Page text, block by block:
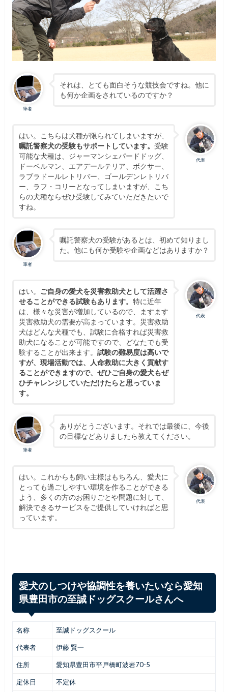
筆者
それは、とても面白そうな競技会ですね。他に
も何か企画をされているのですか？
代表
はい。こちらは犬種が限られてしまいますが、
嘱託警察犬の受験もサポートしています。 受験
可能な犬種は、ジャーマンシェパードドッグ、
ドーベルマン、エアデールテリア、ボクサー、
ラブラドールレトリバー、ゴールデンレトリバ
ー、ラフ・コリーとなってしまいますが、こち
らの犬種ならぜひ受験してみていただきたいで
すね。
筆者
嘱託警察犬の受験があるとは、初めて知りまし
た。他にも何か受験や企画などはありますか？
代表
はい。 ご自身の愛犬を災害救助犬として活躍さ
せることができる試験もあります。 特に近年
は、様々な災害が増加しているので、ますます
災害救助犬の需要が高まっています。災害救助
犬はどんな犬種でも、試験に合格すれば災害救
助犬になることが可能ですので、どなたでも受
験することが出来ます。 試験の難易度は高いで
すが、現場活動では、人命救助に大きく貢献す
ることができますので、ぜひご自身の愛犬もぜ
ひチャレンジしていただけたらと思っていま
す。
筆者
ありがとうございます。それでは最後に、今後
の目標などありましたら教えてください。
代表
はい。これからも飼い主様はもちろん、愛犬に
とっても過ごしやすい環境を作ることができる
よう、多くの方のお困りごとや問題に対して、
解決できるサービスをご提供していければと思
っています。
愛犬のしつけや協調性を養いたいなら愛知
県豊田市の至誠ドッグスクールさんへ
名称 至誠ドッグスクール
代表者 伊藤 賢一
住所 愛知県豊田市平戸橋町波岩70-5
定休日 不定休